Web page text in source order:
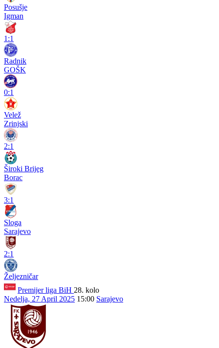
Posušje
Igman
1:1
Radnik
GOŠK
0:1
Velež
Zrinjski
2:1
Široki Brijeg
Borac
3:1
Sloga
Sarajevo
2:1
Željezničar
Premijer liga BiH 28. kolo
Nedelja, 27 April 2025 15:00 Sarajevo